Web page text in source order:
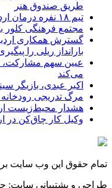
طریق صندوق هنر
تیم ۱۸ نفره درمان اردبیل در مهران مستقر می‌شود
مجتمع فرهنگی کلور
گسترش همکاری
بارانداز ریلی را
عیین سهم مشارکت،
می‌کند
اکبر عبدی، بازیگر
مرگ تدریجی
هشدار محیط‌زیست
وکیل کار چاق‌کن در
تمام حقوق این وب سایت
طراحی و پشتیبانی سایت: حامد